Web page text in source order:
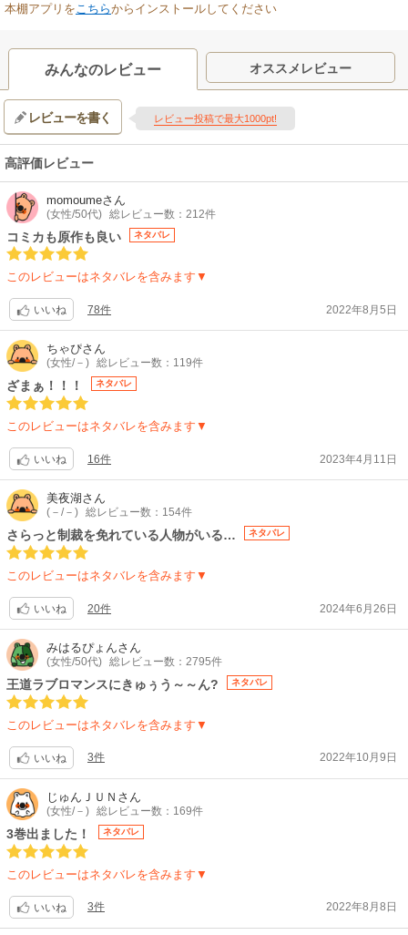
本棚アプリを こちらからインストールしてください
みんなのレビュー オススメレビュー
レビューを書く レビュー投稿で最大1000pt!
高評価レビュー
momoumeさん
(女性/50代) 総レビュー数：212件
コミカも原作も良い ネタバレ
このレビューはネタバレを含みます▼
いいね 78件 2022年8月5日
ちゃぴさん
(女性/－) 総レビュー数：119件
ざまぁ！！！ ネタバレ
このレビューはネタバレを含みます▼
いいね 16件 2023年4月11日
美夜湖さん
(－/－) 総レビュー数：154件
さらっと制裁を免れている人物がいる… ネタバレ
このレビューはネタバレを含みます▼
いいね 20件 2024年6月26日
みはるぴょんさん
(女性/50代) 総レビュー数：2795件
王道ラブロマンスにきゅぅう～～ん? ネタバレ
このレビューはネタバレを含みます▼
いいね 3件 2022年10月9日
じゅんＪＵＮ さん
(女性/－) 総レビュー数：169件
3巻出ました！ ネタバレ
このレビューはネタバレを含みます▼
いいね 3件 2022年8月8日